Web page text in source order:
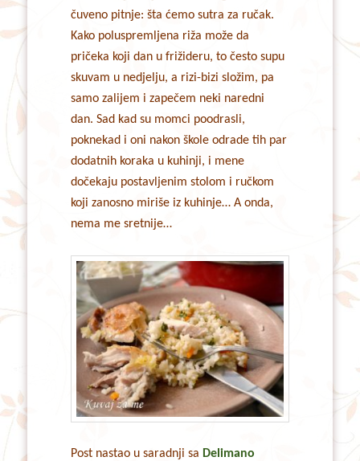
čuveno pitnje: šta ćemo sutra za ručak.
Kako poluspremljena riža može da
pričeka koji dan u frižideru, to često supu
skuvam u nedjelju, a rizi-bizi složim, pa
samo zalijem i zapečem neki naredni
dan. Sad kad su momci poodrasli,
poknekad i oni nakon škole odrade tih par
dodatnih koraka u kuhinji, i mene
dočekaju postavljenim stolom i ručkom
koji zanosno miriše iz kuhinje… A onda,
nema me sretnije…
Post nastao u saradnji sa Delimano